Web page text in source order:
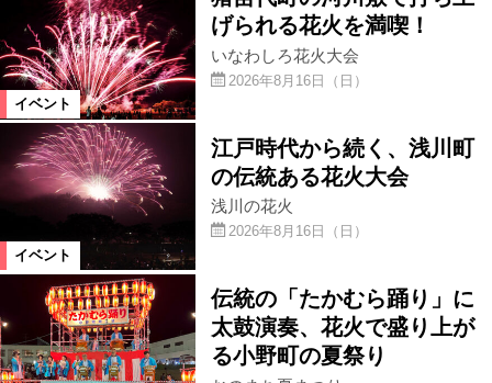
イベント
げられる花火を満喫！
いなわしろ花火大会
2026年8月16日（日）
イベント
江戸時代から続く、浅川町
の伝統ある花火大会
浅川の花火
2026年8月16日（日）
伝統の「たかむら踊り」に
太鼓演奏、花火で盛り上が
る小野町の夏祭り